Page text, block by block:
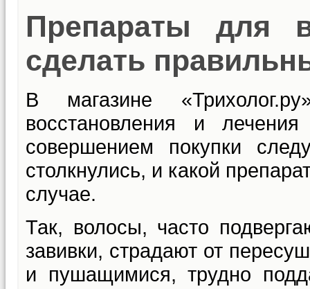
Препараты для
сделать
В магазине
восстановления и
совершением покупки
столкнулись, и какой
случае.
Так, волосы, часто
завивки, страдают от
и пушащимися, трудно